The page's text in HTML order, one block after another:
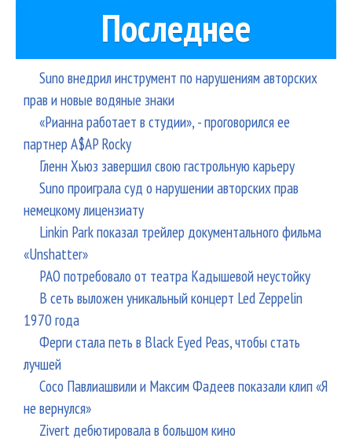
Последнее
Suno внедрил инструмент по нарушениям авторских
прав и новые водяные знаки
«Рианна работает в студии», - проговорился ее
партнер A$AP Rocky
Гленн Хьюз завершил свою гастрольную карьеру
Suno проиграла суд о нарушении авторских прав
немецкому лицензиату
Linkin Park показал трейлер документального фильма
«Unshatter»
РАО потребовало от театра Кадышевой неустойку
В сеть выложен уникальный концерт Led Zeppelin
1970 года
Ферги стала петь в Black Eyed Peas, чтобы стать
лучшей
Сосо Павлиашвили и Максим Фадеев показали клип «Я
не вернулся»
Zivert дебютировала в большом кино